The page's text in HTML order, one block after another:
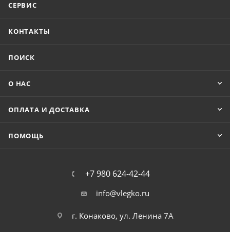
СЕРВИС
КОНТАКТЫ
ПОИСК
О НАС
ОПЛАТА И ДОСТАВКА
ПОМОЩЬ
+7 980 624-42-44
info@vlegko.ru
г. Конаково, ул. Ленина 7А